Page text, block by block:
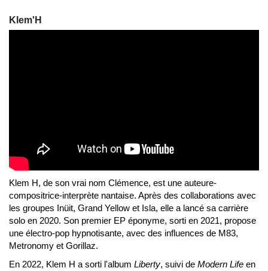
Klem'H
Klem H, de son vrai nom Clémence, est une auteure-
compositrice-interprète nantaise. Après des collaborations avec
les groupes Inüit, Grand Yellow et Isla, elle a lancé sa carrière
solo en 2020. Son premier EP éponyme, sorti en 2021, propose
une électro-pop hypnotisante, avec des influences de M83,
Metronomy et Gorillaz.
En 2022, Klem H a sorti l'album Liberty, suivi de Modern Life en